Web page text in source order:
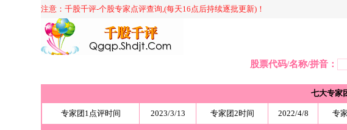
注意：千股千评-个股专家点评查询,(每天16点后持续逐批更新)！
股票代码/名称/拼音：
七大专家
专家团1点评时间 2023/3/13 专家团2时间 2022/4/8 专